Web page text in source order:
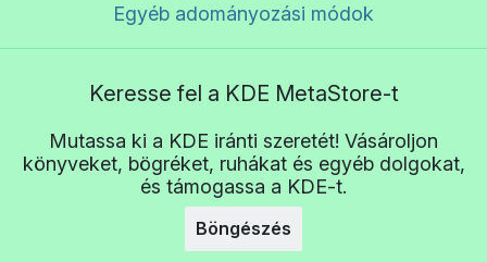
Egyéb adományozási módok
Keresse fel a KDE MetaStore-t
Mutassa ki a KDE iránti szeretét! Vásároljon
könyveket, bögréket, ruhákat és egyéb dolgokat,
és támogassa a KDE-t.
Böngészés